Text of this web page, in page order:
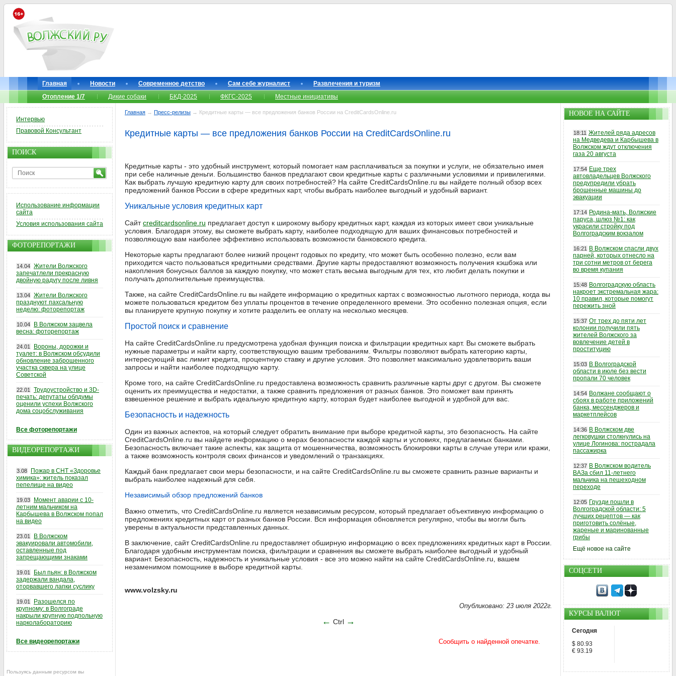
Главная Новости Современное детство Сам себе журналист
Развлечения и туризм
Отопление 1/7
Дикие собаки БКД-2025 ФКГС-2025 Местные инициативы
Главная → Пресс-релизы → Кредитные карты — все предложения банков России на CreditCardsOnline.ru
Кредитные карты — все предложения банков России на CreditCardsOnline.ru
Кредитные карты - это удобный инструмент, который помогает нам расплачиваться за покупки и услуги, не обязательно имея
при себе наличные деньги. Большинство банков предлагают свои кредитные карты с различными условиями и привилегиями.
Как выбрать лучшую кредитную карту для своих потребностей? На сайте CreditCardsOnline.ru вы найдете полный обзор всех
предложений банков России в сфере кредитных карт, чтобы выбрать наиболее выгодный и удобный вариант.
Уникальные условия кредитных карт
Сайтcreditcardsonline.ru предлагает доступ к широкому выбору кредитных карт, каждая из которых имеет свои уникальные
условия. Благодаря этому, вы сможете выбрать карту, наиболее подходящую для ваших финансовых потребностей и
позволяющую вам наиболее эффективно использовать возможности банковского кредита.
Некоторые карты предлагают более низкий процент годовых по кредиту, что может быть особенно полезно, если вам
приходится часто пользоваться кредитными средствами. Другие карты предоставляют возможность получения кэшбэка или
накопления бонусных баллов за каждую покупку, что может стать весьма выгодным для тех, кто любит делать покупки и
получать дополнительные преимущества.
Также, на сайте CreditCardsOnline.ru вы найдете информацию о кредитных картах с возможностью льготного периода, когда вы
можете пользоваться кредитом без уплаты процентов в течение определенного времени. Это особенно полезная опция, если
вы планируете крупную покупку и хотите разделить ее оплату на несколько месяцев.
Простой поиск и сравнение
На сайте CreditCardsOnline.ru предусмотрена удобная функция поиска и фильтрации кредитных карт. Вы сможете выбрать
нужные параметры и найти карту, соответствующую вашим требованиям. Фильтры позволяют выбрать категорию карты,
интересующий вас лимит кредита, процентную ставку и другие условия. Это позволяет максимально удовлетворить ваши
запросы и найти наиболее подходящую карту.
Кроме того, на сайте CreditCardsOnline.ru предоставлена возможность сравнить различные карты друг с другом. Вы сможете
оценить их преимущества и недостатки, а также сравнить предложения от разных банков. Это поможет вам принять
взвешенное решение и выбрать идеальную кредитную карту, которая будет наиболее выгодной и удобной для вас.
Безопасность и надежность
Один из важных аспектов, на который следует обратить внимание при выборе кредитной карты, это безопасность. На сайте
CreditCardsOnline.ru вы найдете информацию о мерах безопасности каждой карты и условиях, предлагаемых банками.
Безопасность включает такие аспекты, как защита от мошенничества, возможность блокировки карты в случае утери или кражи,
а также возможность контроля своих финансов и уведомлений о транзакциях.
Каждый банк предлагает свои меры безопасности, и на сайте CreditCardsOnline.ru вы сможете сравнить разные варианты и
выбрать наиболее надежный для себя.
Независимый обзор предложений банков
Важно отметить, что CreditCardsOnline.ru является независимым ресурсом, который предлагает объективную информацию о
предложениях кредитных карт от разных банков России. Вся информация обновляется регулярно, чтобы вы могли быть
уверены в актуальности представленных данных.
В заключение, сайт CreditCardsOnline.ru предоставляет обширную информацию о всех предложениях кредитных карт в России.
Благодаря удобным инструментам поиска, фильтрации и сравнения вы сможете выбрать наиболее выгодный и удобный
вариант. Безопасность, надежность и уникальные условия - все это можно найти на сайте CreditCardsOnline.ru, вашем
незаменимом помощнике в выборе кредитной карты.
www.volzsky.ru
Опубликовано: 23 июля 2022г.
← Ctrl →
Интервью
Правовой Консультант
ПОИСК
Использование информации
сайта
Условия использования сайта
ФОТОРЕПОРТАЖИ
14.04 Жители Волжского
запечатлели прекрасную
двойную радугу после ливня
13.04 Жители Волжского
празднуют пахсальную
неделю: фоторепортаж
10.04
В Волжском зацвела
весна: фоторепортаж
24.01
Вороны, дорожки и
туалет: в Волжском обсудили
обновление заброшенного
участка сквера на улице
Советской
22.01
Трудоустройство и 3D-
печать: депутаты облдумы
оценили успехи Волжского
дома соцобслуживания
Все фоторепортажи
ВИДЕОРЕПОРТАЖИ
3.08
Пожар в СНТ «Здоровье
химика»: житель показал
пепелище на видео
19.03
Момент аварии с 10-
летним мальчиком на
Карбышева в Волжском попал
на видео
23.01
В Волжском
эвакуировали автомобили,
оставленные под
запрещающими знаками
19.01
Был пьян: в Волжском
задержали вандала,
оторвавшего лапки суслику
19.01
Разошелся по
крупному: в Волгограде
накрыли крупную подпольную
нарколабораторию
Все видеорепортажи
Пользуясь данным ресурсом вы
НОВОЕ НА САЙТЕ
18:11 Жителей ряда адресов
на Медведева и Карбышева в
Волжском ждут отключения
газа 20 августа
17:54 Еще трех
автовладельцев Волжского
предупредили убрать
брошенные машины до
эвакуации
17:14 Родина-мать, Волжские
паруса, шлюз №1: как
украсили стройку под
Волгоградским вокзалом
16:21
В Волжском спасли двух
парней, которых отнесло на
три сотни метров от берега
во время купания
15:48 Волгоградскую область
накроет экстремальная жара:
10 правил, которые помогут
пережить зной
15:37 От трех до пяти лет
колонии получили пять
жителей Волжского за
вовлечение детей в
проституцию
15:03 В Волгоградской
области в июле без вести
пропали 70 человек
14:54 Волжане сообщают о
сбоях в работе приложений
банка, мессенджеров и
маркетплейсов
14:36 В Волжском две
легковушки столкнулись на
улице Логинова: пострадала
пассажирка
12:37 В Волжском водитель
ВАЗа сбил 11-летнего
мальчика на пешеходном
переходе
12:05 Грузди пошли в
Волгоградской области: 5
лучших рецептов — как
приготовить солёные,
жареные и маринованные
грибы
Ещё новое на сайте
СОЦСЕТИ
КУРСЫ ВАЛЮТ
Сегодня
$ 80.93
€ 93.19